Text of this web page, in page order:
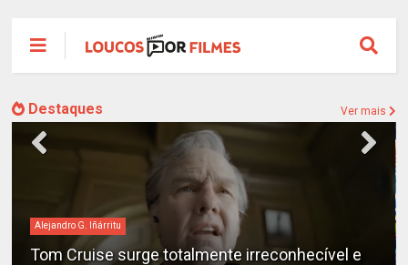
Destaques Ver mais
Alejandro G. Iñárritu
Tom Cruise surge totalmente irreconhecível e